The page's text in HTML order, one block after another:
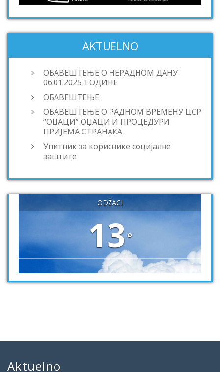
AKTUELNO
ОБАВЕШТЕЊЕ О НЕРАДНОМ ДАНУ
06.01.2025. ГОДИНЕ
ОБАВЕШТЕЊЕ
ОБАВЕШТЕЊЕ О РАДНОМ ВРЕМЕНУ ЦСР
“ОЏАЦИ” ОЏАЦИ И ПРОЦЕДУРИ
ПРИЈЕМА СТРАНАКА
Упитник за кориснике социјалне
заштите
ODŽACI
13°
Aktuelno